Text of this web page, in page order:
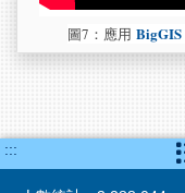
圖7：應用 BigGIS
:::